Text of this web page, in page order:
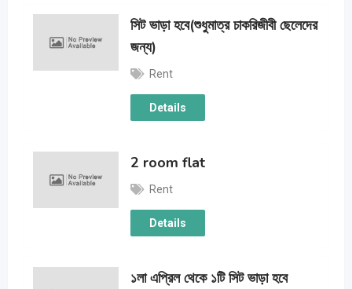
সিট ভাড়া হবে(শুধুমাত্র চাকরিজীবী ছেলেদের
জন্য)
Rent
Details
2 room flat
Rent
Details
১লা এপ্রিল থেকে ১টি সিট ভাড়া হবে